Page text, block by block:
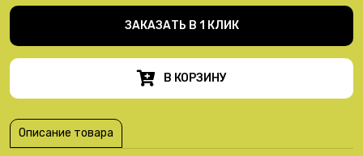
ЗАКАЗАТЬ В 1 КЛИК
В КОРЗИНУ
Описание товара